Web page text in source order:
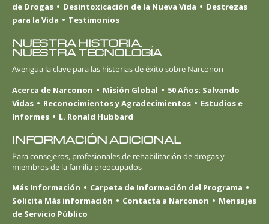
de Drogas
Desintoxicación de la Nueva Vida
Destrezas
para la Vida
Testimonios
NUESTRA HISTORIA.
NUESTRA TECNOLOGÍA
Averigua la clave para las historias de éxito sobre Narconon
Acerca de Narconon
Misión Global
50 Años: Salvando
Vidas
Reconocimientos y Agradecimientos
Estudios e
Informes
L. Ronald Hubbard
INFORMACIÓN ADICIONAL
Para consejeros, profesionales de rehabilitación de drogas y
miembros de la familia preocupados
Más Información
Carpeta de Información del Programa
Solicita Más información
Contacta a Narconon
Mensajes
de Servicio Público